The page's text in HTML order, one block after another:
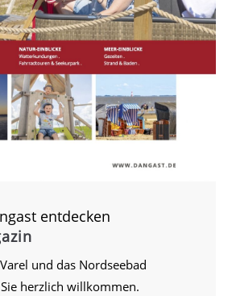
entdecken
und das Nordseebad
herzlich willkommen.